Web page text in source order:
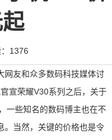
1376
网友和众多数码科技媒体讨
宣荣耀V30系列之后，关于
一些知名的数码博主也在不
。当然，关键的价格也是令